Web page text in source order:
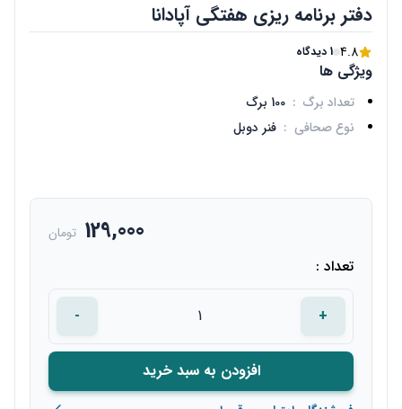
دفتر برنامه ریزی هفتگی آپادانا
4.8 1 دیدگاه
ویژگی ها
تعداد برگ : 100 برگ
نوع صحافی : فنر دوبل
129,000 تومان
تعداد :
+
-
افزودن به سبد خرید